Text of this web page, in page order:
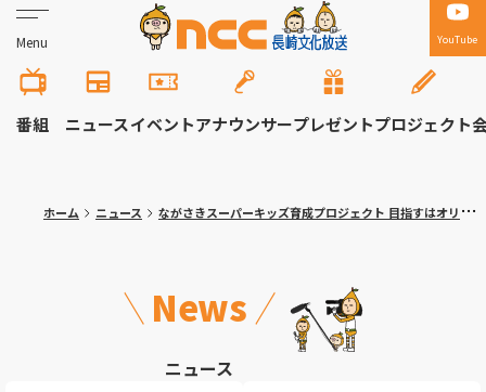
Menu YouTube
番組 ニュースイベントアナウンサープレゼントプロジェクト
ホーム ニュース ながさきスーパーキッズ育成プロジェクト 目指すはオリンピック選手！レスリング４チーム合同練習会に１９人参加
News
ニュース